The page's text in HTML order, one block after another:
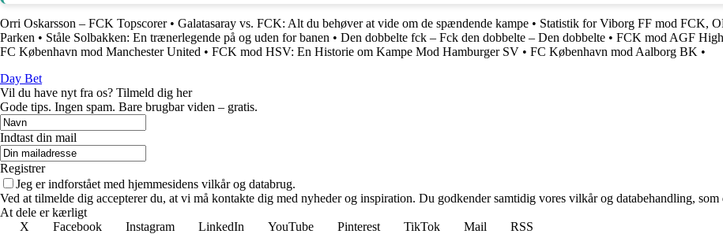
Orri Oskarsson – FCK Topscorer• Galatasaray vs. FCK: Alt du behøver at vide om de spændende kampe • Statistik for Viborg FF mod FCK,
Parken • Ståle Solbakken: En trænerlegende på og uden for banen • Den dobbelte fck – Fck den dobbelte – Den dobbelte • FCK mod AGF
FC København mod Manchester United • FCK mod HSV: En Historie om Kampe Mod Hamburger SV • FC København mod Aalborg BK •
Day Bet
Vil du have nyt fra os? Tilmeld dig her
Gode tips. Ingen spam. Bare brugbar viden – gratis.
Indtast din mail
Registrer
Jeg er indforstået med hjemmesidens vilkår og databrug.
Ved at tilmelde dig accepterer du, at vi må kontakte dig med nyheder og inspiration. Du godkender samtidig vores vilkår og databehandling,
At dele er kærligt
X
Facebook Instagram LinkedIn YouTube Pinterest TikTok Mail
RSS